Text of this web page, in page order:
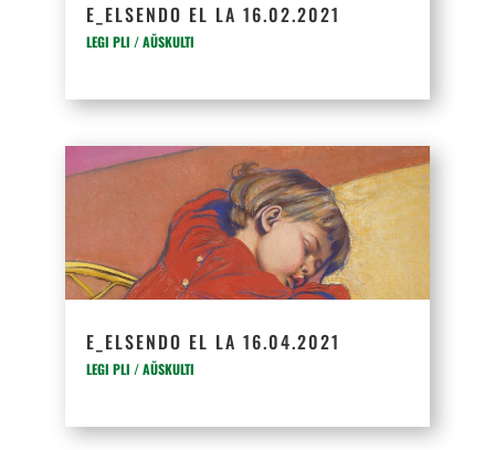
E_ELSENDO EL LA 16.02.2021
LEGI PLI / AŬSKULTI
E_ELSENDO EL LA 16.04.2021
LEGI PLI / AŬSKULTI